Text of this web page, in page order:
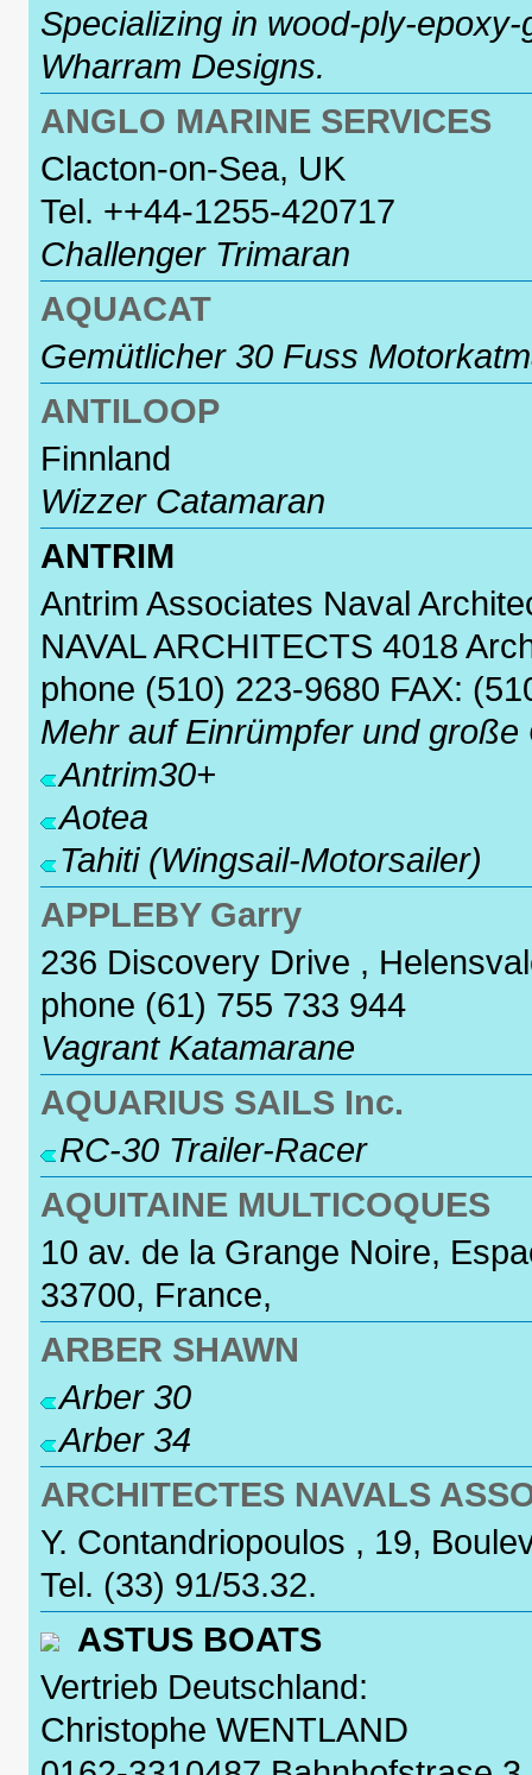
Specializing in wood-ply-
Wharram Designs.
ANGLO MARINE SERVICES
Clacton-on-Sea, UK
Tel. ++44-1255-420717
Challenger Trimaran
AQUACAT
Gemütlicher 30 Fuss
ANTILOOP
Finnland
Wizzer Catamaran
ANTRIM
Antrim Associates Naval
NAVAL ARCHITECTS 4018
phone (510) 223-9680 FAX:
Mehr auf Einrümpfer und
Antrim30+
Aotea
Tahiti (Wingsail-Motorsailer)
APPLEBY Garry
236 Discovery Drive ,
phone (61) 755 733 944
Vagrant Katamarane
AQUARIUS SAILS Inc.
RC-30 Trailer-Racer
AQUITAINE MULTICOQUES
10 av. de la Grange Noire,
33700, France,
ARBER SHAWN
Arber 30
Arber 34
ARCHITECTES NAVALS
Y. Contandriopoulos , 19,
Tel. (33) 91/53.32.
ASTUS BOATS
Vertrieb Deutschland:
Christophe WENTLAND